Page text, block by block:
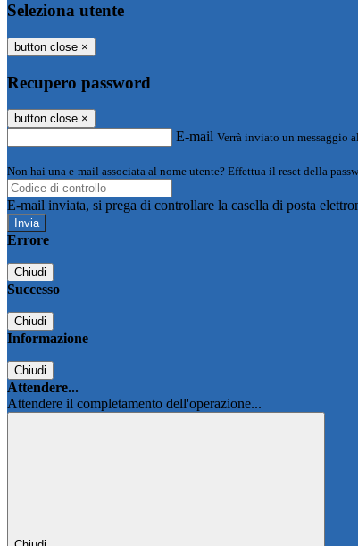
Seleziona utente
button close ×
Recupero password
button close ×
E-mail Verrà inviato un messaggio
Non hai una e-mail associata al nome utente? Effettua il reset della
E-mail inviata, si prega di controllare la casella di posta
Errore
Chiudi
Successo
Chiudi
Informazione
Chiudi
Attendere...
Attendere il completamento dell'operazione...